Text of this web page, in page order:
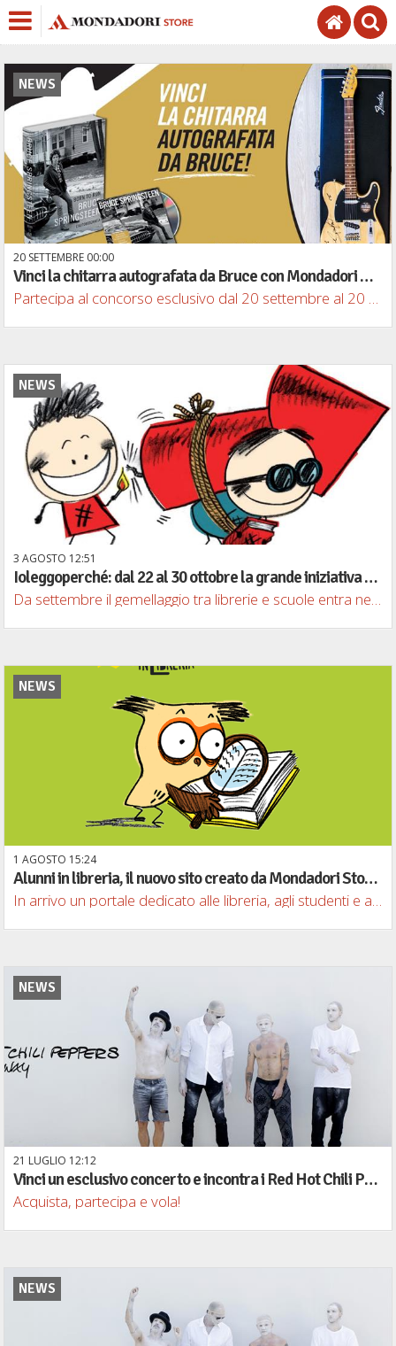
NEWS
20 SETTEMBRE 00 00
Vinci la chitarra autografata da Bruce con Mondadori Store!
Partecipa al concorso esclusivo dal 20 settembre al 20 ottobre e prova a vincere il fantastico premio
NEWS
3 AGOSTO 12 51
Ioleggoperché: dal 22 al 30 ottobre la grande iniziativa nazionale di promozione del libro e della lettura
Da settembre il gemellaggio tra librerie e scuole entra nel vivo
NEWS
1 AGOSTO 15 24
Alunni in libreria, il nuovo sito creato da Mondadori Store per avvicinare i ragazzi alla lettura
In arrivo un portale dedicato alle libreria, agli studenti e ai loro insegnanti
NEWS
21 LUGLIO 12 12
Vinci un esclusivo concerto e incontra i Red Hot Chili Peppers con Mondadori Store
Acquista, partecipa e vola!
NEWS